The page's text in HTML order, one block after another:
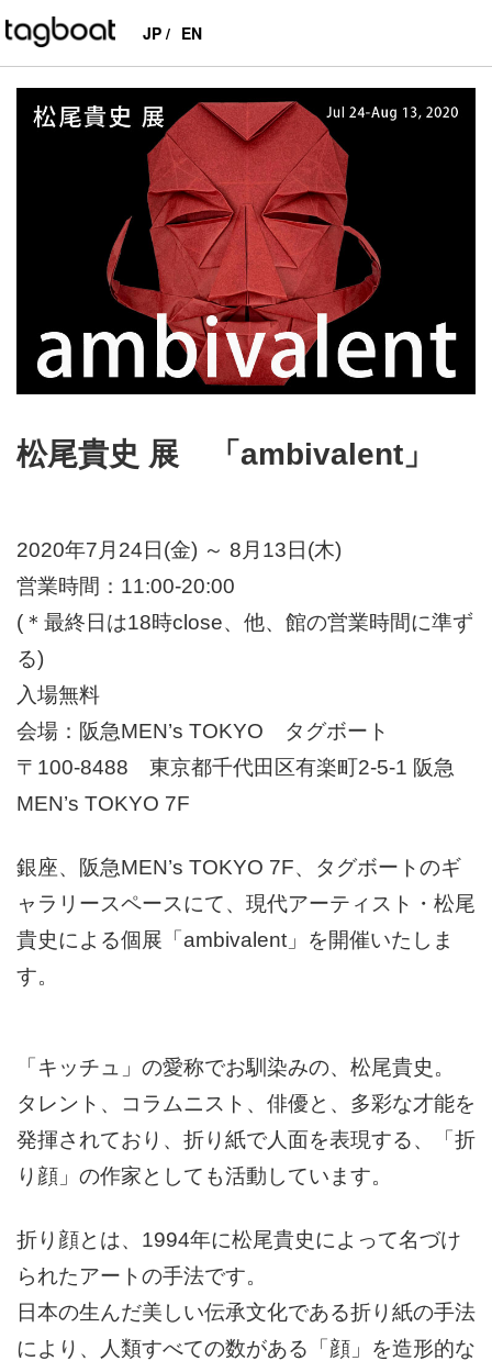
JP / EN
tagboat>EXHIBITIONS>
松尾貴史 展 「ambivalent」
2020年7月24日(金) ～ 8月13日(木)
営業時間：11:00-20:00
(＊最終日は18時close、他、館の営業時間に準ず
る)
入場無料
会場：阪急MEN’s TOKYO タグボート
〒100-8488 東京都千代田区有楽町2-5-1 阪急
MEN’s TOKYO 7F
銀座、阪急MEN’s TOKYO 7F、タグボートのギ
ャラリースペースにて、現代アーティスト・松尾
貴史による個展「ambivalent」を開催いたしま
す。
「キッチュ」の愛称でお馴染みの、松尾貴史。
タレント、コラムニスト、俳優と、多彩な才能を
発揮されており、折り紙で人面を表現する、「折
り顔」の作家としても活動しています。
折り顔とは、1994年に松尾貴史によって名づけ
られたアートの手法です。
日本の生んだ美しい伝承文化である折り紙の手法
により、人類すべての数がある「顔」を造形的な